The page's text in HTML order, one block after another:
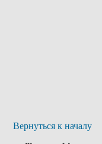
Вернуться к началу